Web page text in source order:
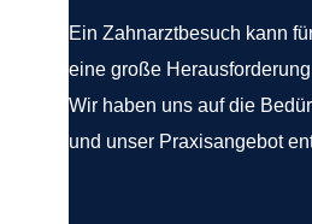
Ein Zahnarztbesuch kann
eine große
Wir haben uns auf die
und unser Praxisangebot